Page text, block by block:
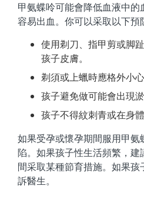
甲氨蝶呤可能會降低血液中
容易出血。你可以采取以下預
使用剃刀、指甲剪或脚
孩子皮膚。
剃須或上蠟時應格外小心
孩子避免做可能會出現
孩子不得紋刺青或在身
如果受孕或懷孕期間服用甲
陷。如果孩子性生活頻繁，
間采取某種節育措施。如果
訴醫生。